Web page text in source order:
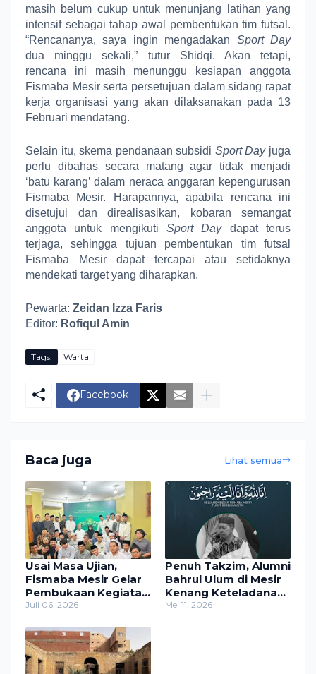
masih belum cukup untuk menunjang latihan yang
intensif sebagai tahap awal pembentukan tim futsal.
“Rencananya, saya ingin mengadakan Sport Day
dua minggu sekali,” tutur Shidqi. Akan tetapi,
rencana ini masih menunggu kesiapan anggota
Fismaba Mesir serta persetujuan dalam sidang rapat
kerja organisasi yang akan dilaksanakan pada 13
Februari mendatang.
Selain itu, skema pendanaan subsidi Sport Dayjuga
perlu dibahas secara matang agar tidak menjadi
‘batu karang’ dalam neraca anggaran kepengurusan
Fismaba Mesir. Harapannya, apabila rencana ini
disetujui dan direalisasikan, kobaran semangat
anggota untuk mengikuti Sport Daydapat terus
terjaga, sehingga tujuan pembentukan tim futsal
Fismaba Mesir dapat tercapai atau setidaknya
mendekati target yang diharapkan.
Pewarta: Zeidan Izza Faris
Editor: Rofiqul Amin
Tags: Warta
Facebook
Baca juga Lihat semua
Usai Masa Ujian,
Fismaba Mesir Gelar
Pembukaan Kegiatan
Bersama Pengasuh
Ulum
Juli 06, 2026
Penuh Takzim, Alumni
Bahrul Ulum di Mesir
Kenang Keteladanan
K.H. Fadhlullah Malik
Mei 11, 2026